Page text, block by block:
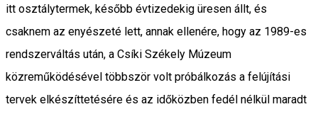
itt osztálytermek, később évtizedekig üresen állt, és
csaknem az enyészeté lett, annak ellenére, hogy az 1989-es
rendszerváltás után, a Csíki Székely Múzeum
közreműködésével többször volt próbálkozás a felújítási
tervek elkészíttetésére és az időközben fedél nélkül maradt